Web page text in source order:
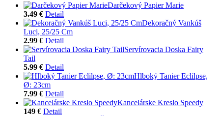
Darčekový Papier Marie
3.49 € Detail
Dekoračný Vankúš
Luci, 25/25 Cm
2.99 € Detail
Servírovacia Doska Fairy
Tail
5.99 € Detail
Hlboký Tanier Eclilpse,
Ø: 23cm
7.99 € Detail
Kancelárske Kreslo Speedy
149 € Detail